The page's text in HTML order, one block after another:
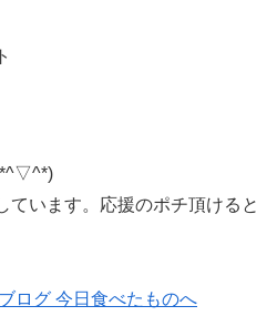
ています。応援のポチ頂けると